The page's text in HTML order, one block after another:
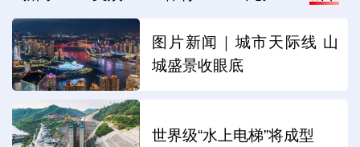
图片新闻｜城市天际线 山
城盛景收眼底
世界级“水上电梯”将成型